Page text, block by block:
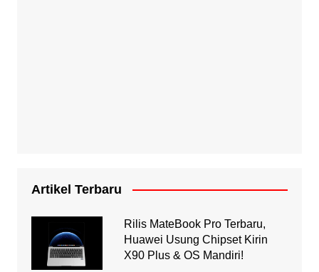
Artikel Terbaru
Rilis MateBook Pro Terbaru,
Huawei Usung Chipset Kirin
X90 Plus & OS Mandiri!